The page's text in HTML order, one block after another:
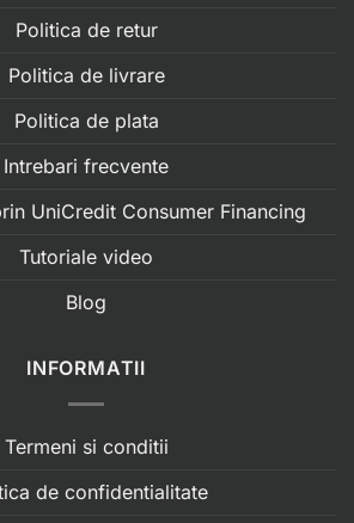
Politica de retur
Politica de livrare
Politica de plata
Intrebari frecvente
UniCredit Consumer Financing
Tutoriale video
Blog
INFORMATII
Termeni si conditii
de confidentialitate